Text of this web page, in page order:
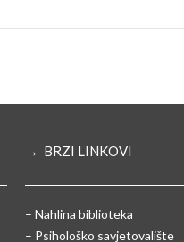
→ BRZI LINKOVI
– Nahlina biblioteka
– Psihološko savjetovalište